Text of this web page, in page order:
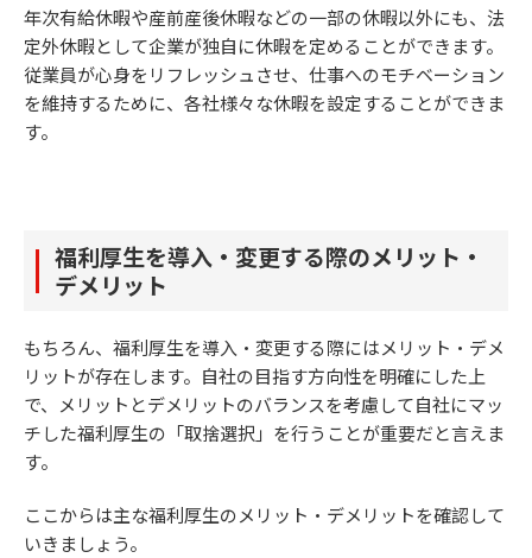
年次有給休暇や産前産後休暇などの一部の休暇以外にも、法
定外休暇として企業が独自に休暇を定めることができます。
従業員が心身をリフレッシュさせ、仕事へのモチベーション
を維持するために、各社様々な休暇を設定することができま
す。
福利厚生を導入・変更する際のメリット・
デメリット
もちろん、福利厚生を導入・変更する際にはメリット・デメ
リットが存在します。自社の目指す方向性を明確にした上
で、メリットとデメリットのバランスを考慮して自社にマッ
チした福利厚生の「取捨選択」を行うことが重要だと言えま
す。
ここからは主な福利厚生のメリット・デメリットを確認して
いきましょう。